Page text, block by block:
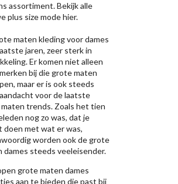
assortiment. Bekijk alle
plus size modehier.
maten kleding voor dames
jaren, zeer sterk in
Er komen niet alleen
bij die grote maten
maar er is ook steeds
voor de laatste
trends. Zoals het tien
nog zo was, dat je
doen met wat er was,
worden ook de grote
dames steeds veeleisender.
grote maten dames
aan te bieden die past bij